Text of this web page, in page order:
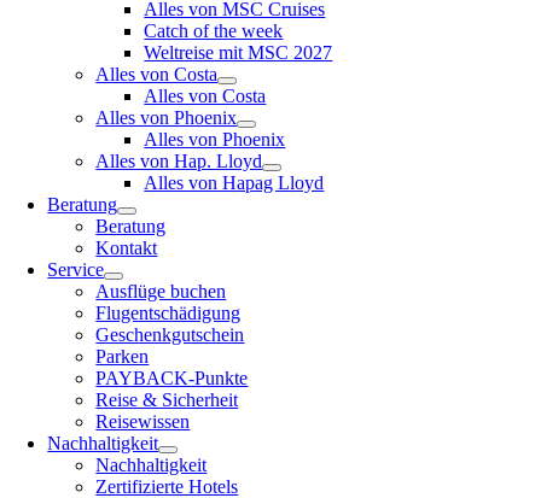
Alles von MSC Cruises
Catch of the week
Weltreise mit MSC 2027
Alles von Costa
Alles von Costa
Alles von Phoenix
Alles von Phoenix
Alles von Hap. Lloyd
Alles von Hapag Lloyd
Beratung
Beratung
Kontakt
Service
Ausflüge buchen
Flugentschädigung
Geschenkgutschein
Parken
PAYBACK-Punkte
Reise & Sicherheit
Reisewissen
Nachhaltigkeit
Nachhaltigkeit
Zertifizierte Hotels